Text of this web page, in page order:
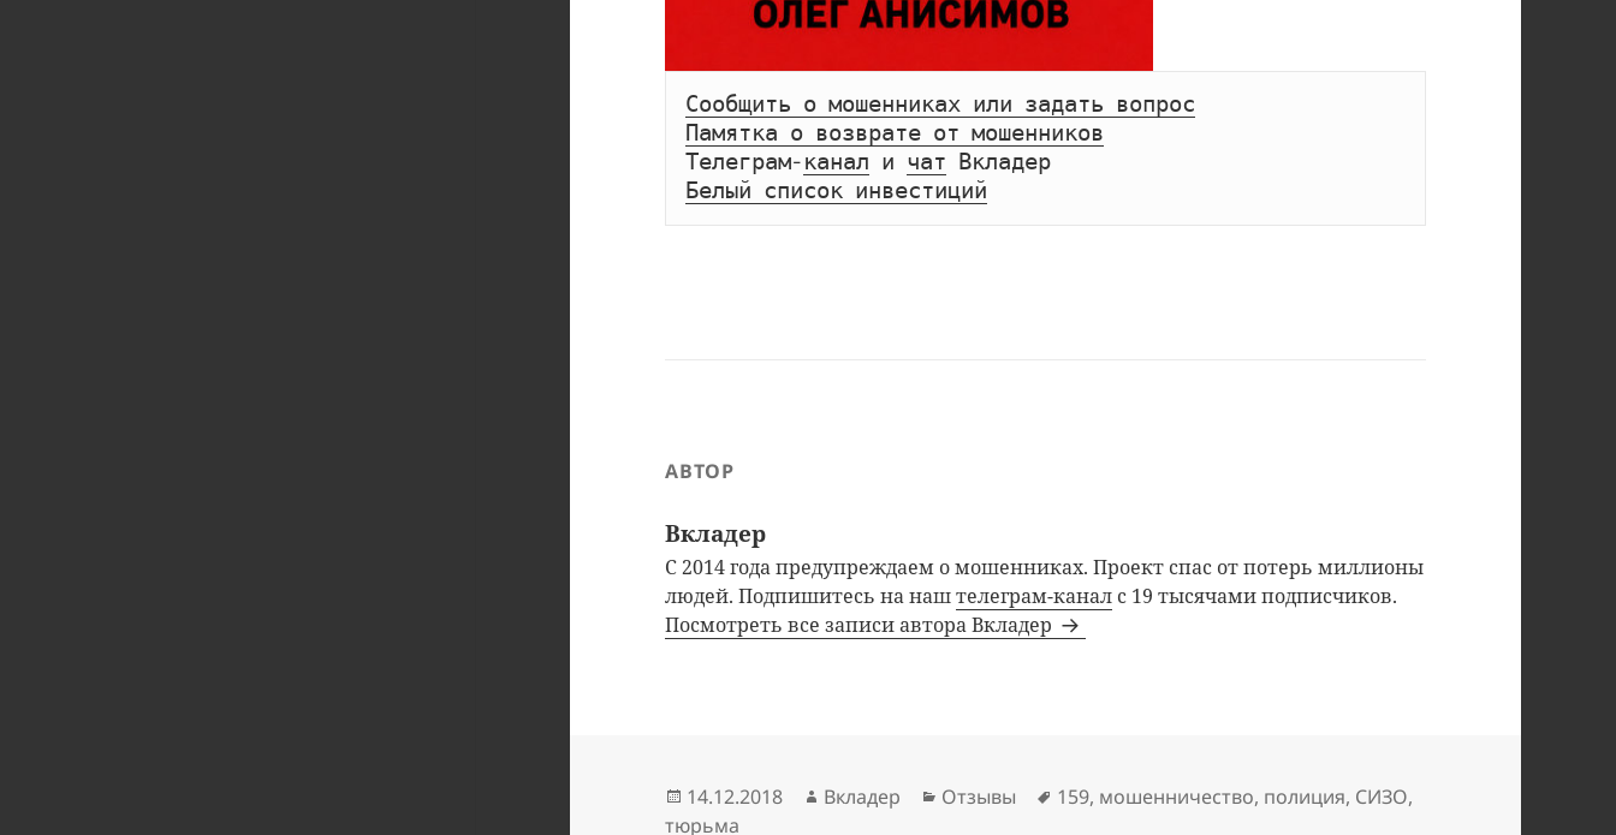
Сообщить о мошенниках или задать вопрос
Памятка о возврате от мошенников
Телеграм- канал и чат
Вкладер
Белый список инвестиций
АВТОР
Вкладер
С 2014 года предупреждаем о мошенниках. Проект спас от потерь миллионы
людей. Подпишитесь на наштелеграм-канал с 19 тысячами подписчиков.
Посмотреть все записи автора Вкладер
Опубликовано
14.12.2018 Автор
Вкладер Рубрики
Отзывы Метки
159, мошенничество, полиция, СИЗО,
тюрьма